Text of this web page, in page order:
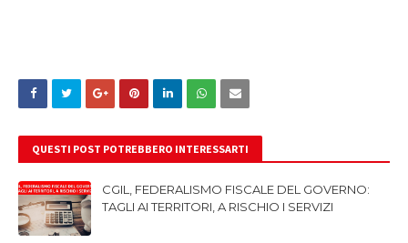
QUESTI POST POTREBBERO INTERESSARTI
CGIL, FEDERALISMO FISCALE DEL GOVERNO:
TAGLI AI TERRITORI, A RISCHIO I SERVIZI